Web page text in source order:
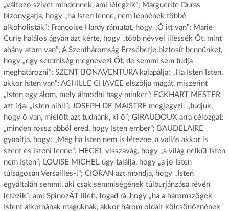
„változó szívét mindennek, ami lélegzik”; Marguerite Duras
bizonygatja, hogy „ha Isten lenne, nem lennének többé
alkoholisták”; Françoise Hardy rámutat, hogy „Ő itt van”; Marie
Curie halálos ágyán azt kérte, hogy „több névvel illessék Őt, mint
ahány atom van”; A Szentháromság Erzsébetje biztosít bennünket,
hogy „egy semmiség megnevezi Őt, de semmi sem tudja
meghatározni”; SZENT BONAVENTURA kalapálja: „Ha Isten Isten,
akkor Isten van”; ACHILLE CHAVEE elszólja magát, miszerint
„Isten egy álom, mely álmodni hagy minket”; ECKHART MESTER
azt írja: „Isten nihil”; JOSEPH DE MAISTRE megjegyzi: „tudjuk,
hogy ő van, mielőtt azt tudnánk, ki ő”; GIRAUDOUX arra célozgat:
„minden rossz abból ered, hogy Isten ember”; BAUDELAIRE
gyanítja, hogy: „Még ha Isten nem is létezne, a vallás akkor is
szent és isteni lenne”; HEGEL visszavág, hogy „a világ nélkül Isten
nem Isten”; LOUISE MICHEL úgy találja, hogy „a jó Isten
túlságosan Versailles-i”; CIORAN azt mondja, hogy „Isten
egyáltalán semmi, aki csak semmiségének túlburjánzása révén
létezik”; ami SpinozÁT illeti, fogad rá, hogy „ha a háromszögek
Istent alkotnának maguknak, akkor három oldalt kölcsönöznének